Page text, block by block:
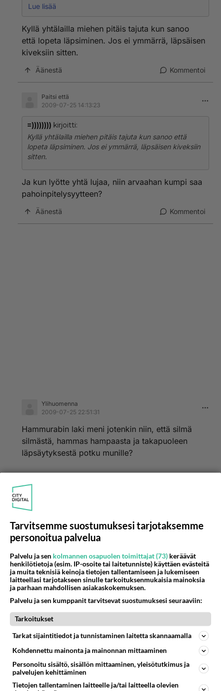
rokotus persauksen sijaan nänniin.
Tekisikö tytöt hyvää?
Lue lisää
Kyllä yhtälailla miehen pitäis tajuta kun sanoo
että lopeta läpsiminen. Jos ei ymmärrä, läpsäisen
kiveksiin sitten.
Äänestä Kommentoi
Paitsi että
2009-07-25 14:13:23
=)))))))) kirjoitti:
Kyllä yhtälailla miehen pitäis tajuta kun sanoo että
lopeta läpsiminen. Jos ei ymmärrä, läpsäisen kiveksiin
sitten.
Ja kun lyötte yhtä lujaa, niin arvaahan kumpi saa
pahoinpitelysyytteen?
Äänestä Kommentoi
Ylihuomenna
2009-07-25 22:51:31
Hammurabin laki meni jotenkin niin, että silmä
silmästä, hammas hampaasta ja takapuoleen
läpsäytyksestä potku munille?
pahasti.
Kysynpä, että sattuuko sinua kun mies läpsäyttää
takapuoleen? Vai onko se vaan epämukava tunne
noin muuten?
Äänestä Kommentoi
------------------------
2009-07-25 23:16:30
Hammurabin laki meni jotenkin niin, että silmä silmästä,
potku munille?
takapuoleen? Vai onko se vaan epämukava tunne noin
Lue lisää
Tarkoitan, että mitä eroa on sillä kun mies kieltää
ja nainen kieltää. Ihan sama kuinka mikäkin
sattuu kun ei kerran kieltoa tajua. Takapuolelle
Tarvitsemme suostumuksesi tarjotaksemme
personoitua palvelua
Palvelu ja sen kolmannen osapuolen toimittajat (73) keräävät
henkilötietoja (esim. IP-osoite tai laitetunniste) käyttäen evästeitä
ja muita teknisiä keinoja tietojen tallentamiseen ja lukemiseen
laitteellasi tarjotakseen sinulle tarkoituksenmukaisia mainoksia
ja parhaan mahdollisen asiakaskokemuksen.
Palvelu ja sen kumppanit tarvitsevat suostumuksesi seuraaviin:
Tarkoitukset
Tarkat sijaintitiedot ja tunnistaminen laitetta skannaamalla
Kohdennettu mainonta ja mainonnan mittaaminen
Personoitu sisältö, sisällön mittaaminen, yleisötutkimus ja
palvelujen kehittäminen
Tietojen tallentaminen laitteelle ja/tai laitteella olevien